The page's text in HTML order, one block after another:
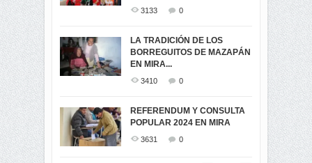
3133 0
LA TRADICIÓN DE LOS
BORREGUITOS DE MAZAPÁN
EN MIRA...
3410 0
REFERENDUM Y CONSULTA
POPULAR 2024 EN MIRA
3631 0
MIRA
3438
TRIUNFO DE...
PRESIDENCIAL EL 1...
VIRTUALES ASAMBLEISTAS
POR LA PROVINCIA DEL
CARCHI...
MIRA.EC FUE
GALARDONADA